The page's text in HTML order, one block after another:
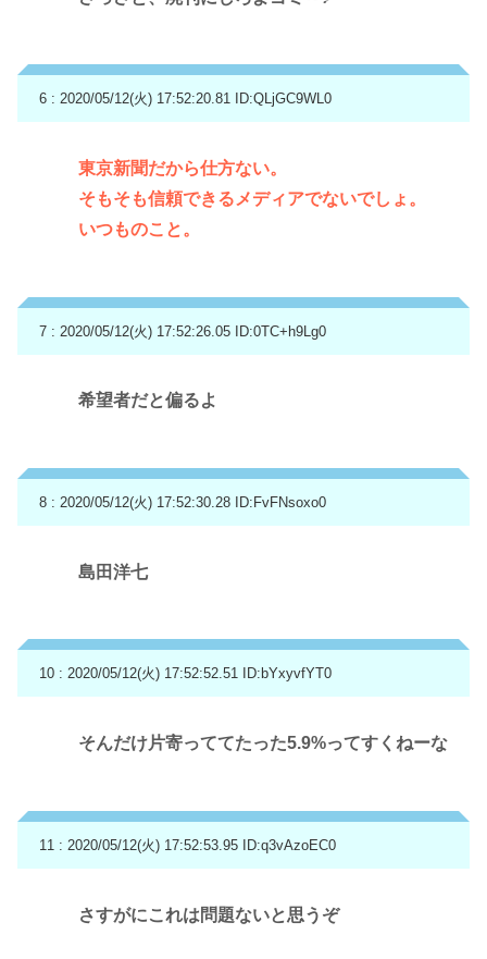
6 : 2020/05/12(火) 17:52:20.81 ID:QLjGC9WL0
東京新聞だから仕方ない。
そもそも信頼できるメディアでないでしょ。
いつものこと。
7 : 2020/05/12(火) 17:52:26.05 ID:0TC+h9Lg0
希望者だと偏るよ
8 : 2020/05/12(火) 17:52:30.28 ID:FvFNsoxo0
島田洋七
10 : 2020/05/12(火) 17:52:52.51 ID:bYxyvfYT0
そんだけ片寄っててたった5.9%ってすくねーな
11 : 2020/05/12(火) 17:52:53.95 ID:q3vAzoEC0
さすがにこれは問題ないと思うぞ